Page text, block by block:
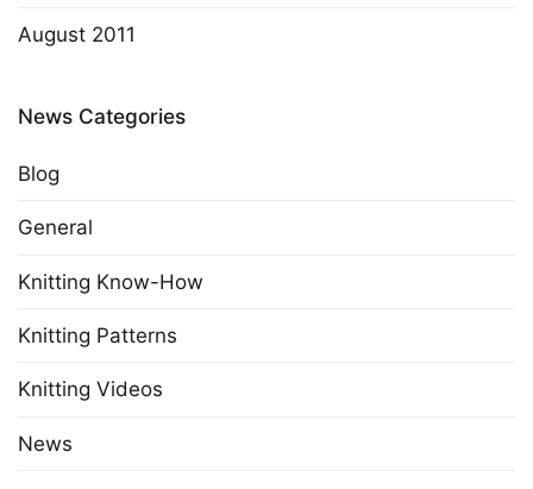
August 2011
News Categories
Blog
General
Knitting Know-How
Knitting Patterns
Knitting Videos
News